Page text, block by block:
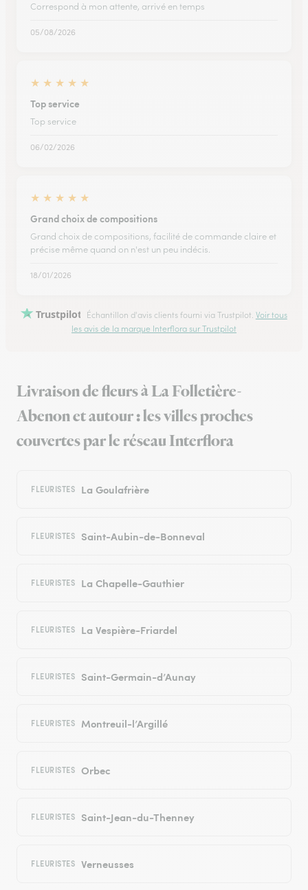
Correspond à mon attente, arrivé en temps
05/08/2026
★ ★ ★ ★ ★
Top service
Top service
06/02/2026
★ ★ ★ ★ ★
Grand choix de compositions
Grand choix de compositions, facilité de commande claire et
précise même quand on n'est un peu indécis.
18/01/2026
Trustpilot Échantillon d'avis clients fourni via Trustpilot. Voir tous
les avis de la marque Interflora sur Trustpilot
Livraison de fleurs à La Folletière-
Abenon et autour : les villes proches
couvertes par le réseau Interflora
FLEURISTES La Goulafrière
FLEURISTES Saint-Aubin-de-Bonneval
FLEURISTES La Chapelle-Gauthier
FLEURISTES La Vespière-Friardel
FLEURISTES Saint-Germain-d’Aunay
FLEURISTES Montreuil-l’Argillé
FLEURISTES Orbec
FLEURISTES Saint-Jean-du-Thenney
FLEURISTES Verneusses